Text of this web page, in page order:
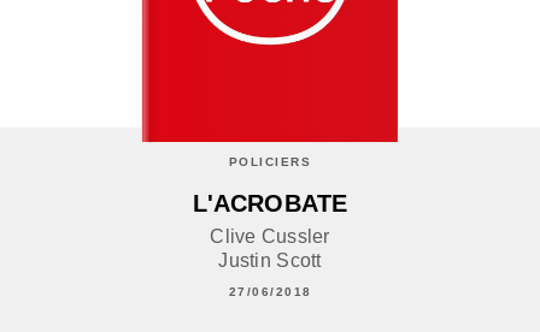
POLICIERS
L'ACROBATE
Clive Cussler
Justin Scott
27/06/2018